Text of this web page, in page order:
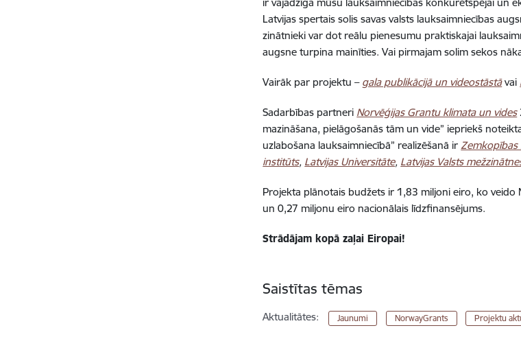
Latvijas spertais solis savas valsts lauksaimniecības
zinātnieki var dot reālu pienesumu praktiskajai
augsne turpina mainīties. Vai pirmajam solim sekos
Vairāk par projektu – gala publikācijā un videostāstāvai
Sadarbības partneri Norvēģijas Grantu klimata un vides
mazināšana, pielāgošanās tām un vide” iepriekš
uzlabošana lauksaimniecībā” realizēšanā irZemkopības
institūts, Latvijas Universitāte, Latvijas Valsts
Projekta plānotais budžets ir 1,83 miljoni eiro, ko
un 0,27 miljonu eiro nacionālais līdzfinansējums.
Strādājam kopā zaļai Eiropai!
Saistītas tēmas
Aktualitātes: Jaunumi NorwayGrants Projektu